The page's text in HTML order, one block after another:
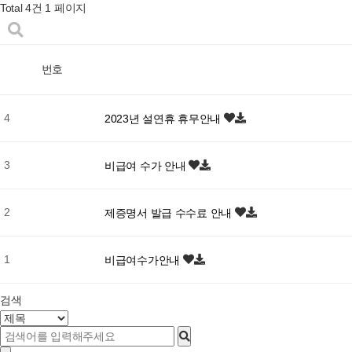
Total 4건 1 페이지
번호
4 2023년 설연휴 휴무안내
3 비급여 수가 안내
2 제증명서 발급 수수료 안내
1 비급여수가안내
검색